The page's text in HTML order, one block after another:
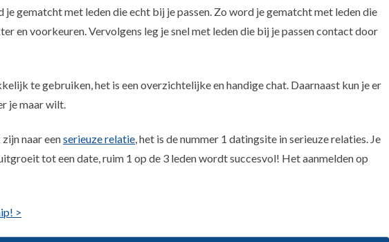
gematcht met leden die echt bij je passen. Zo word je gematcht met leden die
en voorkeuren. Vervolgens leg je snel met leden die bij je passen contact door
te gebruiken, het is een overzichtelijke en handige chat. Daarnaast kun je er
je maar wilt.
naar eenserieuze relatie, het is de nummer 1 datingsite in serieuze relaties. Je
tot een date, ruim 1 op de 3 leden wordt succesvol! Het aanmelden op
>